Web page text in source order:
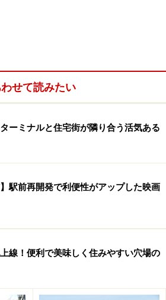
せて読みたい
ーミナルと住宅街が隣り合う活気ある
】駅前再開発で利便性がアップした映画
線！便利で美味しく住みやすい穴場の